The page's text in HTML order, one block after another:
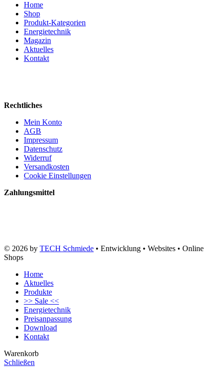
Home
Shop
Produkt-Kategorien
Energietechnik
Magazin
Aktuelles
Kontakt
Rechtliches
Mein Konto
AGB
Impressum
Datenschutz
Widerruf
Versandkosten
Cookie Einstellungen
Zahlungsmittel
© 2026 by TECH Schmiede • Entwicklung • Websites • Online
Shops
Home
Aktuelles
Produkte
>> Sale <<
Energietechnik
Preisanpassung
Download
Kontakt
Warenkorb
Schließen